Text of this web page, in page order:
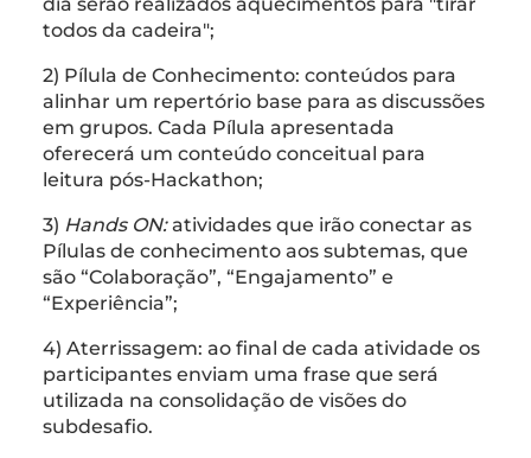
todos da cadeira";
2) Pílula de Conhecimento: conteúdos para
alinhar um repertório base para as discussões
em grupos. Cada Pílula apresentada
oferecerá um conteúdo conceitual para
leitura pós-Hackathon;
3) Hands ON:atividades que irão conectar as
Pílulas de conhecimento aos subtemas, que
são “Colaboração”, “Engajamento” e
“Experiência”;
4) Aterrissagem: ao final de cada atividade os
participantes enviam uma frase que será
utilizada na consolidação de visões do
subdesafio.